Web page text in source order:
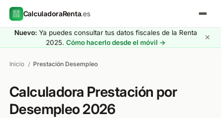
CalculadoraRenta.es
Nuevo: Ya puedes consultar tus datos fiscales de la Renta
2025.Cómo hacerlo desde el móvil → ×
Inicio / Prestación Desempleo
Calculadora Prestación por
Desempleo 2026